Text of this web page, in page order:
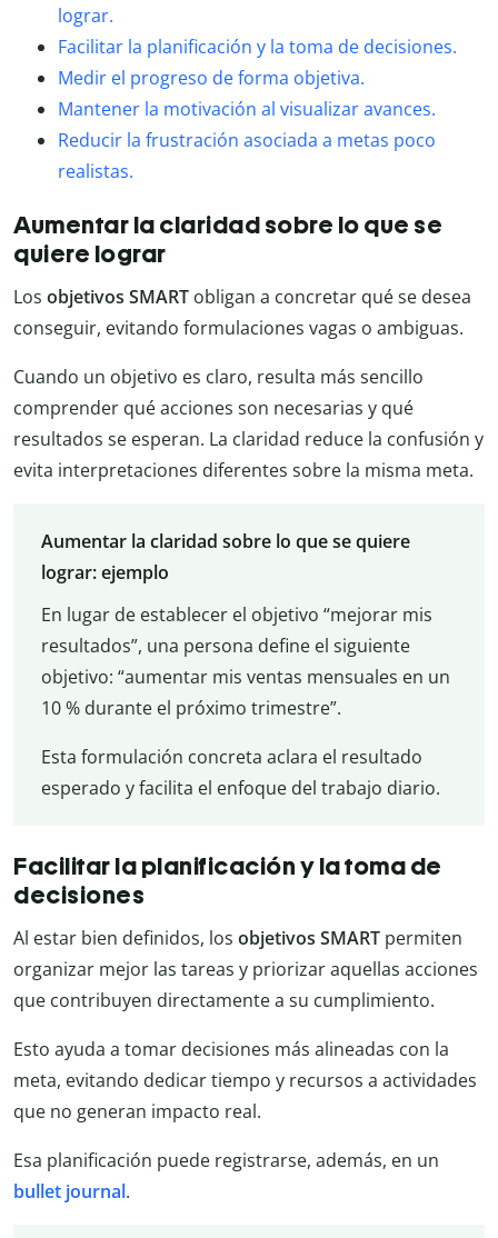
lograr.
Facilitar la planificación y la toma de decisiones.
Medir el progreso de forma objetiva.
Mantener la motivación al visualizar avances.
Reducir la frustración asociada a metas poco
realistas.
Aumentar la claridad sobre lo que se
quiere lograr
Los objetivos SMART obligan a concretar qué se desea
conseguir, evitando formulaciones vagas o ambiguas.
Cuando un objetivo es claro, resulta más sencillo
comprender qué acciones son necesarias y qué
resultados se esperan. La claridad reduce la confusión y
evita interpretaciones diferentes sobre la misma meta.
Aumentar la claridad sobre lo que se quiere
lograr: ejemplo
En lugar de establecer el objetivo “mejorar mis
resultados”, una persona define el siguiente
objetivo: “aumentar mis ventas mensuales en un
10 % durante el próximo trimestre”.
Esta formulación concreta aclara el resultado
esperado y facilita el enfoque del trabajo diario.
Facilitar la planificación y la toma de
decisiones
Al estar bien definidos, los objetivos SMART permiten
organizar mejor las tareas y priorizar aquellas acciones
que contribuyen directamente a su cumplimiento.
Esto ayuda a tomar decisiones más alineadas con la
meta, evitando dedicar tiempo y recursos a actividades
que no generan impacto real.
Esa planificación puede registrarse, además, en un
bullet journal.